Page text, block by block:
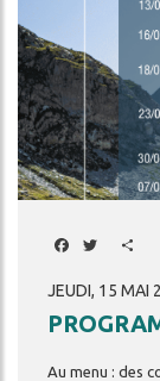
Facebook
Twitter
JEUDI, 15 MAI
Au menu : des